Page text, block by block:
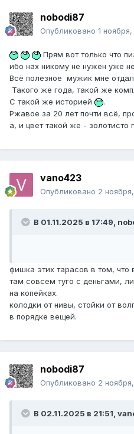
nobodi87
Опубликовано 1
Прям вот только что
ибо нах никому не нужен уже
Всё полезное мужик мне
Такого же года, такой же
С такой же историей
.
Ржавое за 20 лет почти всё,
а, и цвет такой же - золотисто
vano423
Опубликовано 2
В 01.11.2025 в 17:49,
фишка этих тарасов в том,
там совсем туго с деньгами,
на копейках.
колодки от нивы, стойки от
в порядке вещей.
nobodi87
Опубликовано 2
В 02.11.2025 в 21:51,